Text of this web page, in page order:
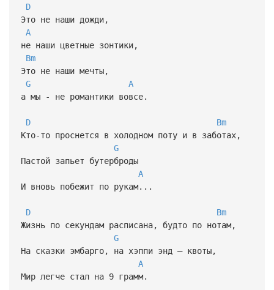
D
Это не наши дожди,
A
не наши цветные зонтики,
Bm
Это не наши мечты,
G
A
а мы - не романтики вовсе.
D
Bm
Кто-то проснется в холодном поту и в заботах,
G
Пастой запьет бутерброды
A
И вновь побежит по рукам...
D
Bm
Жизнь по секундам расписана, будто по нотам,
G
На сказки эмбарго, на хэппи энд – квоты,
A
Мир легче стал на 9 грамм.